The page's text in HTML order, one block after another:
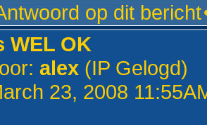
op dit bericht
WEL OK
alex (IP Gelogd)
23, 2008